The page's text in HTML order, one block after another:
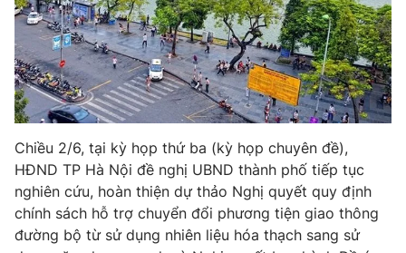
Hậu trường
Nhân vật
Khán giả
Giải sao mai
Điện ảnh
Âm nhạc
Sao
Đời sống
Du lịch
Làm đẹp
Chất lượng cuộc sống
Giáo dục
Học trực tuyến
Công nghệ
Hitech Công nghệ tương lai
Sản phẩm
Giao lưu trực tuyến
Chiều 2/6, tại kỳ họp thứ ba (kỳ họp chuyên đề),
HĐND TP Hà Nội đề nghị UBND thành phố tiếp tục
nghiên cứu, hoàn thiện dự thảo Nghị quyết quy định
chính sách hỗ trợ chuyển đổi phương tiện giao thông
đường bộ từ sử dụng nhiên liệu hóa thạch sang sử